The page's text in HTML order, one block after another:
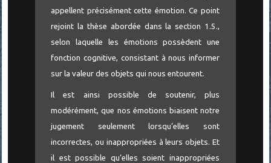
appellent précisément cette émotion. Ce point
rejoint la thèse abordée dans la section 1.5.,
selon laquelle les émotions possèdent une
fonction cognitive, consistant à nous informer
sur la valeur des objets qui nous entourent.
Il est ainsi possible de soutenir, plus
modérément, que nos émotions biaisent notre
jugement seulement lorsqu’elles sont
incorrectes, ou inappropriées à leurs objets. Et
il est possible qu’elles soient inappropriées